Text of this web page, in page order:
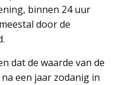
binnen 24 uur
door de
dat de waarde van de
een jaar zodanig in